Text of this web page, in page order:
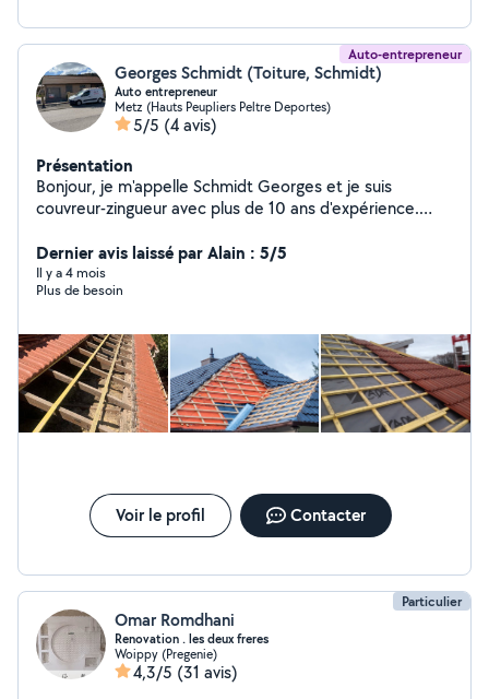
Auto-entrepreneur
Georges Schmidt (Toiture, Schmidt)
Auto entrepreneur
Metz (Hauts Peupliers Peltre Deportes)
5/5 (4 avis)
Présentation
Bonjour, je m'appelle Schmidt Georges et je suis
couvreur-zingueur avec plus de 10 ans d'expérience.
rénovation, réparation, et pose de gouttières. Je suis
certifié et j'utilise des matériaux de qualité pour garantir
des travaux durables. N'hésitez pas à me contacter
Dernier avis laissé par Alain : 5/5
Il y a 4 mois
Plus de besoin
Voir le profil Contacter
Particulier
Omar Romdhani
Renovation . les deux freres
Woippy (Pregenie)
4,3/5 (31 avis)